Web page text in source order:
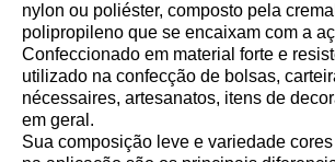
nylon ou poliéster, composto pela
polipropileno que se encaixam com a
Confeccionado em material forte e
utilizado na confecção de bolsas,
nécessaires, artesanatos, itens de
em geral.
Sua composição leve e variedade